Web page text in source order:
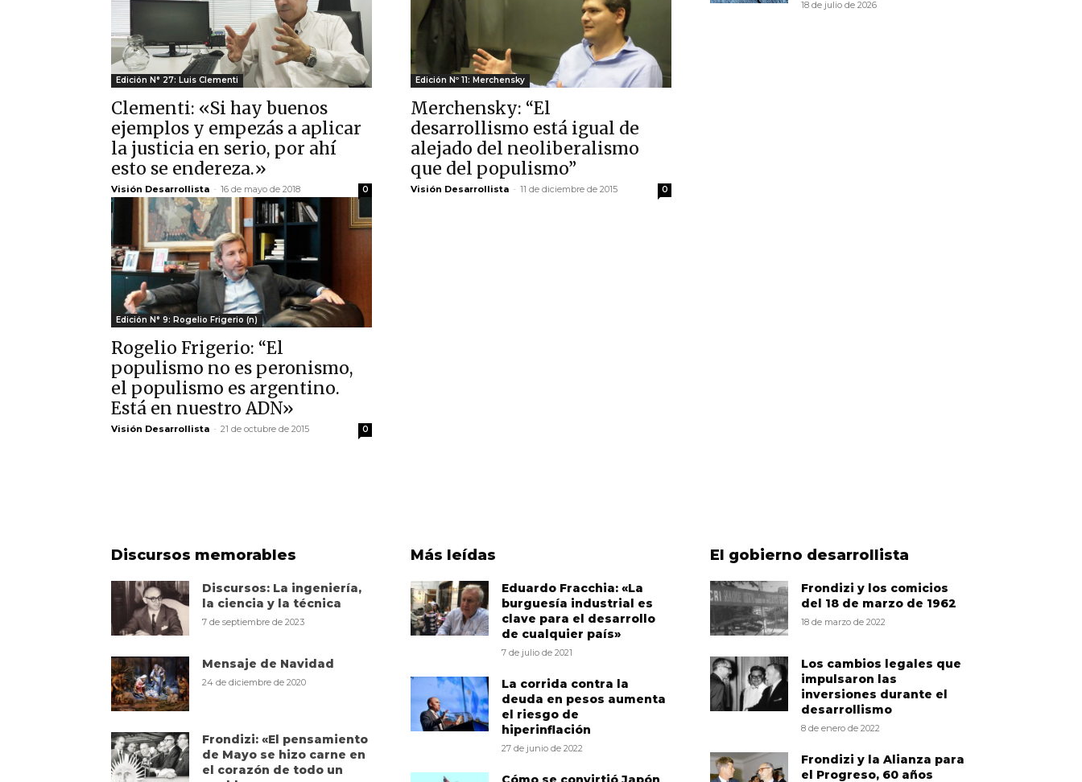
Edición N° 27: Luis Clementi
Clementi: «Si hay buenos
ejemplos y empezás a aplicar
la justicia en serio, por ahí
esto se endereza.»
Visión Desarrollista - 16 de mayo de 2018 0
Edición Nº 11: Merchensky
Merchensky: “El
desarrollismo está igual de
alejado del neoliberalismo
que del populismo”
Visión Desarrollista - 11 de diciembre de 2015 0
Edición N° 9: Rogelio Frigerio (n)
Rogelio Frigerio: “El
populismo no es peronismo,
el populismo es argentino.
Está en nuestro ADN»
Visión Desarrollista - 21 de octubre de 2015 0
18 de julio de 2026
Discursos memorables
Discursos: La ingeniería,
la ciencia y la técnica
7 de septiembre de 2023
Mensaje de Navidad
24 de diciembre de 2020
Frondizi: «El pensamiento
de Mayo se hizo carne en
el corazón de todo un
Más leídas
Eduardo Fracchia: «La
burguesía industrial es
clave para el desarrollo
de cualquier país»
7 de julio de 2021
La corrida contra la
deuda en pesos aumenta
el riesgo de
hiperinflación
27 de junio de 2022
El gobierno desarrollista
Frondizi y los comicios
del 18 de marzo de 1962
18 de marzo de 2022
Los cambios legales que
impulsaron las
inversiones durante el
desarrollismo
8 de enero de 2022
Frondizi y la Alianza para
el Progreso, 60 años